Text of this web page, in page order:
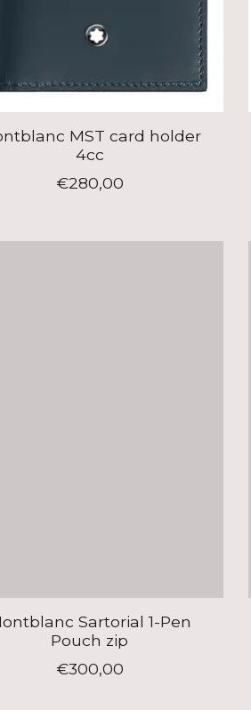
MST card holder
4cc
€280,00
Sartorial 1-Pen
Pouch zip
€300,00